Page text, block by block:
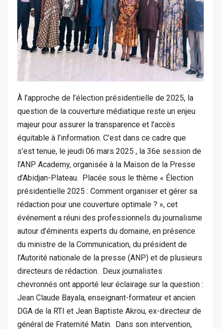
‎À l’approche de l’élection présidentielle de 2025, la
question de la couverture médiatique reste un enjeu
majeur pour assurer la transparence et l’accès
équitable à l’information. C’est dans ce cadre que
s’est tenue, le jeudi 06 mars 2025 , la 36e session de
l’ANP Academy, organisée à la Maison de la Presse
d’Abidjan-Plateau. ‎ ‎Placée sous le thème « Élection
présidentielle 2025 : Comment organiser et gérer sa
rédaction pour une couverture optimale ? », cet
événement a réuni des professionnels du journalisme
autour d’éminents experts du domaine, en présence
du ministre de la Communication, du président de
l’Autorité nationale de la presse (ANP) et de plusieurs
directeurs de rédaction. ‎ ‎Deux journalistes
chevronnés ont apporté leur éclairage sur la question :
Jean Claude Bayala, enseignant-formateur et ancien
DGA de la RTI et Jean Baptiste Akrou, ex-directeur de
général de Fraternité Matin. ‎ ‎Dans son intervention,